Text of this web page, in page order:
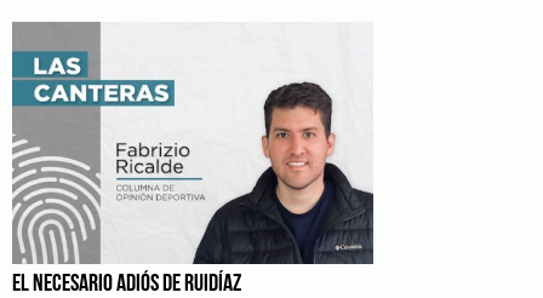
EL NECESARIO ADIÓS DE RUIDÍAZ